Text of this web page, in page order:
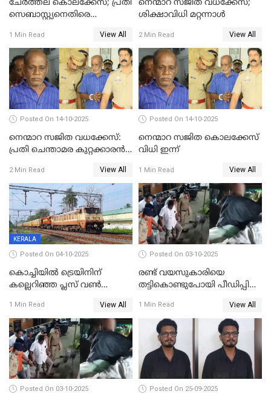
ചേര്‍ത്തല കൊലക്കേസ്; പ്രതി
സെബാസ്റ്റ്യനെതിരെ
1 Min Read View All
നെന്മാറ സജിത വധക്കേസ്;
ശിക്ഷാവിധി മറ്റന്നാള്‍
2 Min Read View All
Posted On 14-10-2025
നെന്മാറ സജിത വധക്കേസ്:
പ്രതി ചെന്താമര കുറ്റക്കാരൻ,
നടത്തിയത്
ഇരട്ടക്കൊലപാതകം
2 Min Read View All
Posted On 14-10-2025
നെന്മാറ സജിത കൊലക്കേസ്
വിധി ഇന്ന്
1 Min Read View All
KERALA
Posted On 04-10-2025
കൊച്ചിയില്‍ ട്രെയിനിന്
കല്ലെറിഞ്ഞ പ്ലസ് വൺ
കല്ലേറിൽ അഗ്നിരക്ഷാസേന
ഉദ്യോഗസ്ഥന് പരിക്കേറ്റിരുന്നു
1 Min Read View All
Posted On 03-10-2025
രണ്ട് വയസുകാരിയെ
തട്ടികൊണ്ടുപോയി പീഡിപ്പിച്ച
തടവ്
1 Min Read View All
Posted On 03-10-2025 Posted On 25-09-2025